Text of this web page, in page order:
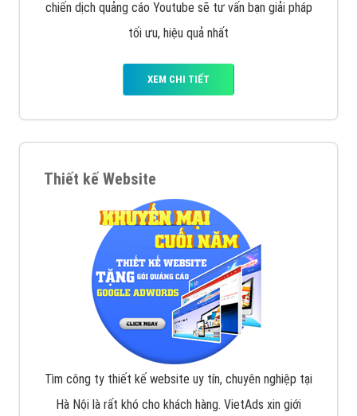
VietAds với đội ngũ chuyên viên tư ấn am hiểu về
chiến dịch quảng cáo Youtube sẽ tư vấn bạn giải pháp
tối ưu, hiệu quả nhất
XEM CHI TIẾT
Thiết kế Website